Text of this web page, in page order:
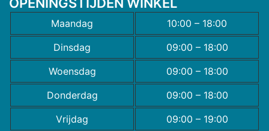
OPENINGSTIJDEN WINKEL
Maandag
10:00 – 18:00
Dinsdag
09:00 – 18:00
Woensdag
09:00 – 18:00
Donderdag
09:00 – 18:00
Vrijdag
09:00 – 19:00